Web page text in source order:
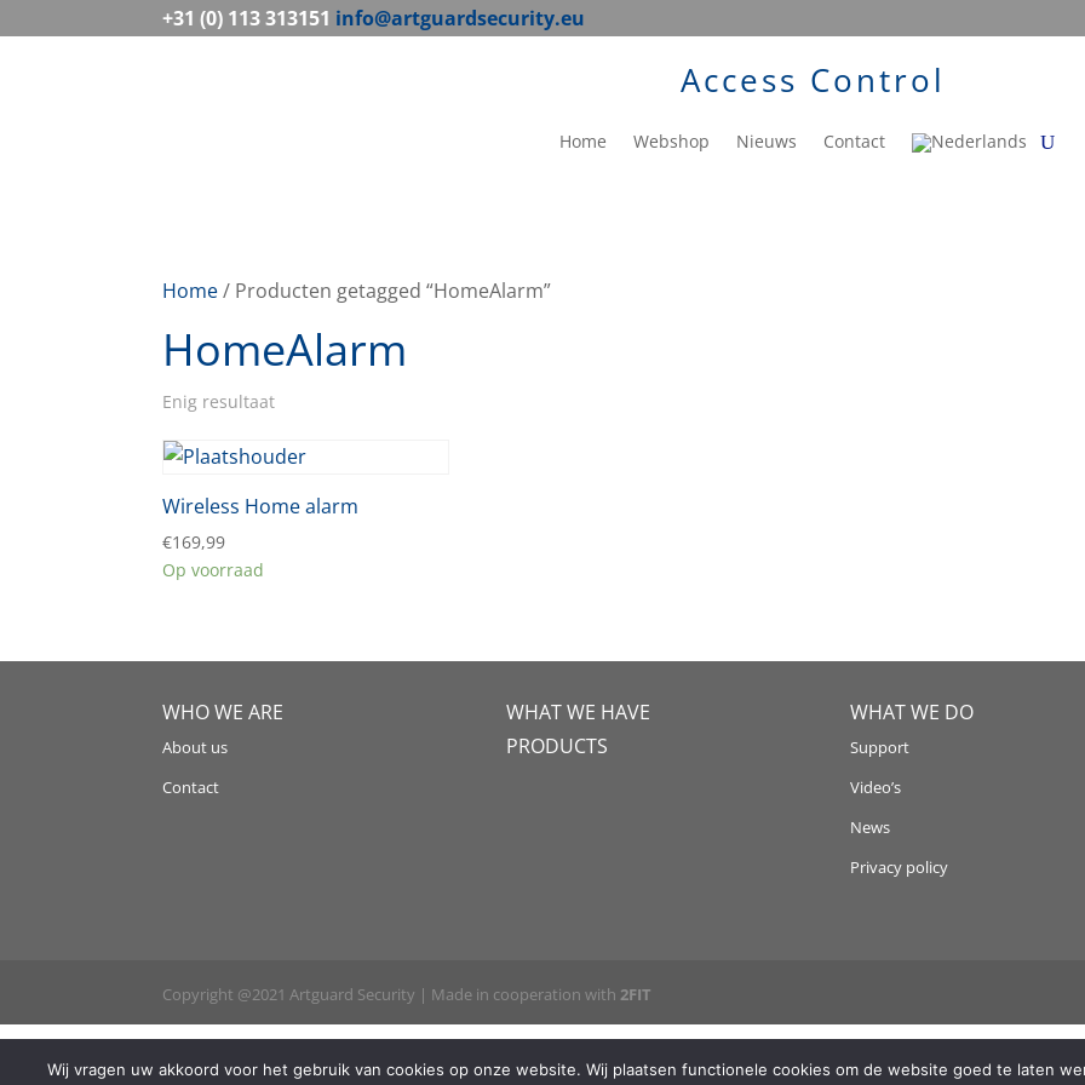
+31 (0) 113 313151 info@artguardsecurity.eu
Access Control
Home Webshop Nieuws Contact
Home/ Producten getagged “HomeAlarm”
HomeAlarm
Enig resultaat
Wireless Home alarm
€169,99
Op voorraad
WHO WE ARE
About us
Contact
WHAT WE HAVE
PRODUCTS
WHAT WE DO
Support
Video’s
News
Privacy policy
Copyright @2021 Artguard Security | Made in cooperation with 2FIT
Wij vragen uw akkoord voor het gebruik van cookies op onze website. Wij plaatsen functionele cookies om de website goed te laten